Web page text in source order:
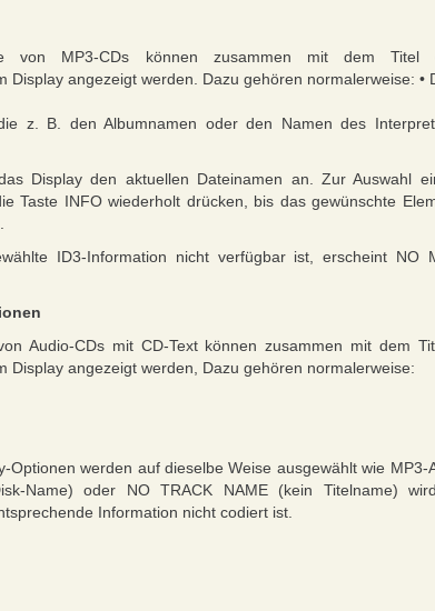
von MP3-CDs können zusammen mit dem Titel
Display angezeigt werden. Dazu gehören normalerweise: •
z. B. den Albumnamen oder den Namen des
Display den aktuellen Dateinamen an. Zur Auswahl
Taste INFO wiederholt drücken, bis das gewünschte
ID3-Information nicht verfügbar ist, erscheint NO
Audio-CDs mit CD-Text können zusammen mit dem
Display angezeigt werden, Dazu gehören normalerweise:
Optionen werden auf dieselbe Weise ausgewählt wie MP3-
Name) oder NO TRACK NAME (kein Titelname)
Information nicht codiert ist.